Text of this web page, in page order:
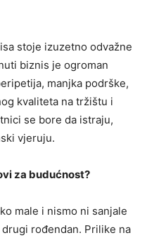
stoje izuzetno odvažne
biznis je ogroman
manjka podrške,
kvaliteta na tržištu i
se bore da istraju,
vjeruju.
za budućnost?
male i nismo ni sanjale
rođendan. Prilike na